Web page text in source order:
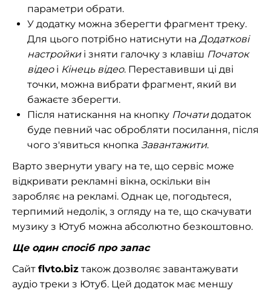
параметри обрати.
У додатку можна зберегти фрагмент треку.
Для цього потрібно натиснути на Додаткові
настройкиі зняти галочку з клавіш Початок
відеоі Кінець відео. Переставивши ці дві
точки, можна вибрати фрагмент, який ви
бажаєте зберегти.
Після натискання на кнопку Початидодаток
буде певний час обробляти посилання, після
чого з'явиться кнопка Завантажити.
Варто звернути увагу на те, що сервіс може
відкривати рекламні вікна, оскільки він
заробляє на рекламі. Однак це, погодьтеся,
терпимий недолік, з огляду на те, що скачувати
музику з Ютуб можна абсолютно безкоштовно.
Ще один спосіб про запас
Сайт flvto.biz також дозволяє завантажувати
аудіо треки з Ютуб. Цей додаток має меншу